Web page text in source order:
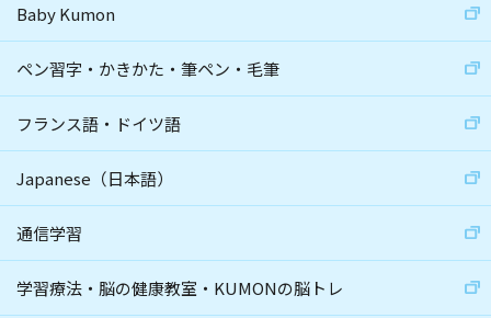
Baby Kumon
ペン習字・かきかた・筆ペン・毛筆
フランス語・ドイツ語
Japanese（日本語）
通信学習
学習療法・脳の健康教室・KUMONの脳トレ